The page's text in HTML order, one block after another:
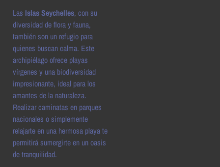
Las Islas Seychelles, con su
diversidad de flora y fauna,
también son un refugio para
quienes buscan calma. Este
archipiélago ofrece playas
vírgenes y una biodiversidad
impresionante, ideal para los
amantes de la naturaleza.
Realizar caminatas en parques
nacionales o simplemente
relajarte en una hermosa playa te
permitirá sumergirte en un oasis
de tranquilidad.